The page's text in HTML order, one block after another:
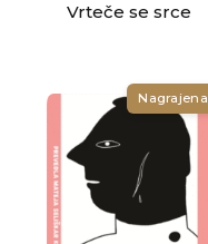
Vrteče se srce
Nagrajena